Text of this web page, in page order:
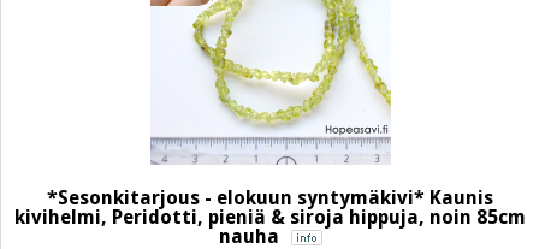
*Sesonkitarjous - elokuun syntymäkivi* Kaunis
kivihelmi, Peridotti, pieniä & siroja hippuja, noin 85cm
nauha